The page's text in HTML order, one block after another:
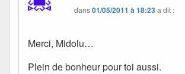
dans01/05/2011 à 18:23a dit :
Merci, Midolu…
Plein de bonheur pour toi aussi.